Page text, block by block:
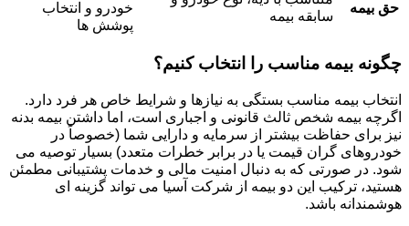
حق بیمه
سابقه بیمه
خودرو و انتخاب
پوشش ها
چگونه بیمه مناسب را انتخاب کنیم؟
انتخاب بیمه مناسب بستگی به نیازها و شرایط خاص هر فرد دارد.
اگرچه بیمه شخص ثالث قانونی و اجباری است، اما داشتن بیمه بدنه
نیز برای حفاظت بیشتر از سرمایه و دارایی شما (خصوصاً در
خودروهای گران قیمت یا در برابر خطرات متعدد) بسیار توصیه می
شود. در صورتی که به دنبال امنیت مالی و خدمات پشتیبانی مطمئن
هستید، ترکیب این دو بیمه از شرکت آسیا می تواند گزینه ای
هوشمندانه باشد.